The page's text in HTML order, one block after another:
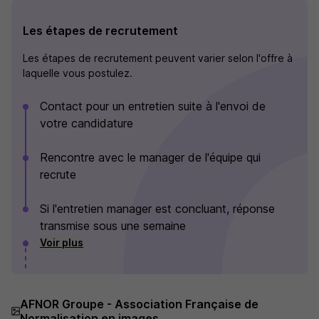
Les étapes de recrutement
Les étapes de recrutement peuvent varier selon l'offre à
laquelle vous postulez.
Contact pour un entretien suite à l'envoi de
votre candidature
Rencontre avec le manager de l'équipe qui
recrute
Si l'entretien manager est concluant, réponse
transmise sous une semaine
Voir plus
AFNOR Groupe - Association Française de